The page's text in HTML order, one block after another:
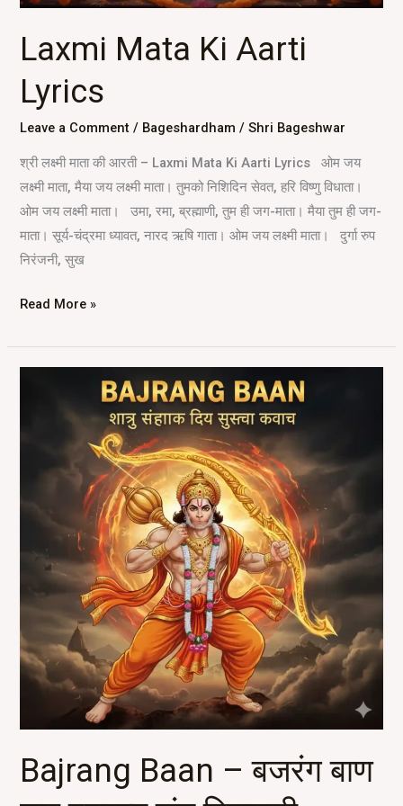
Laxmi Mata Ki Aarti
Lyrics
Leave a Comment / Bageshardham /Shri Bageshwar
श्री लक्ष्मी माता की आरती – Laxmi Mata Ki Aarti Lyrics ओम जय
लक्ष्मी माता, मैया जय लक्ष्मी माता। तुमको निशिदिन सेवत, हरि विष्णु विधाता।
ओम जय लक्ष्मी माता। उमा, रमा, ब्रह्माणी, तुम ही जग-माता। मैया तुम ही जग-
माता। सूर्य-चंद्रमा ध्यावत, नारद ऋषि गाता। ओम जय लक्ष्मी माता। दुर्गा रुप
निरंजनी, सुख
Read More »
Bajrang Baan – बजरंग बाण
संत
हितकारी